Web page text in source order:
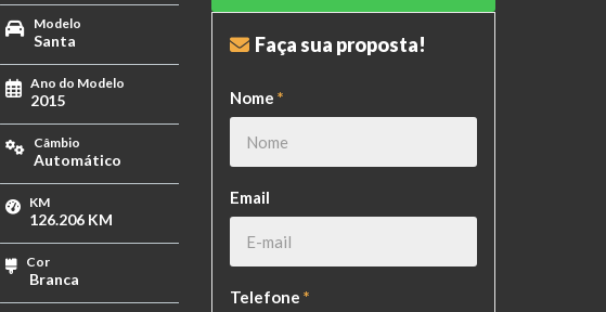
Modelo
Santa
Ano do Modelo
2015
Câmbio
Automático
KM
126.206 KM
Cor
Branca
Faça sua proposta!
Nome *
Email
Telefone *